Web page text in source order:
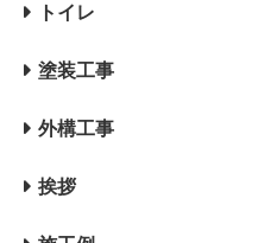
トイレ
塗装工事
外構工事
挨拶